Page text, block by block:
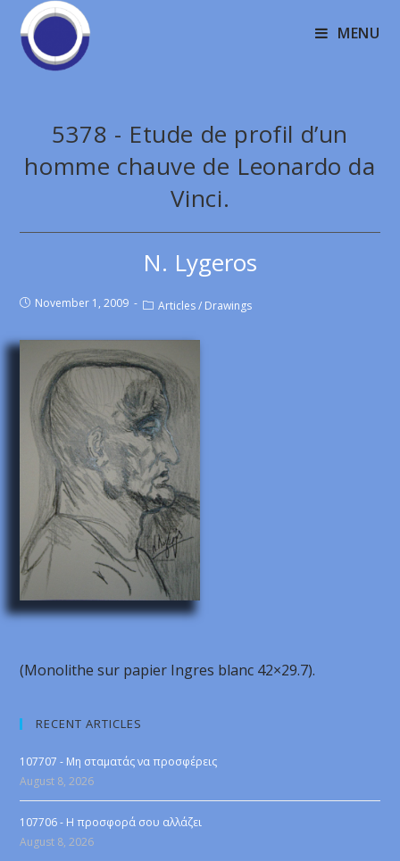
MENU
5378 - Etude de profil d’un
homme chauve de Leonardo da
Vinci.
N. Lygeros
November 1, 2009 Articles / Drawings
(Monolithe sur papier Ingres blanc 42×29.7).
RECENT ARTICLES
107707 - Μη σταματάς να προσφέρεις
August 8, 2026
107706 - Η προσφορά σου αλλάζει
August 8, 2026